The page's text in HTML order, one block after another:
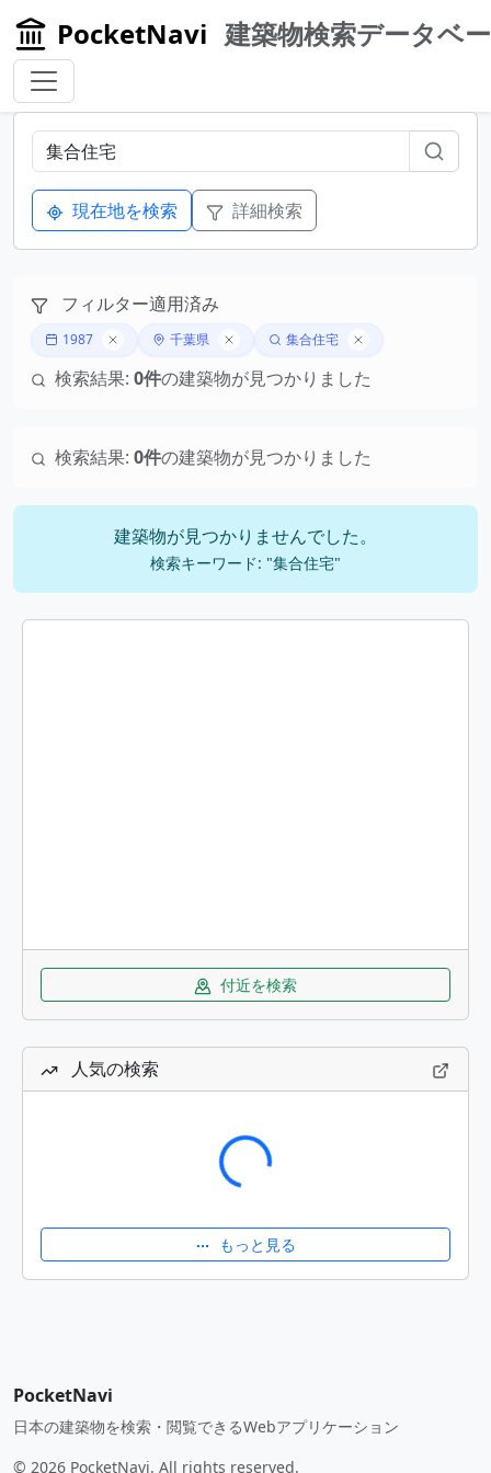
PocketNavi 建築物検索データベ
現在地を検索 詳細検索
フィルター適用済み
1987 千葉県 集合住宅
検索結果: 0件の建築物が見つかりました
検索結果: 0件の建築物が見つかりました
建築物が見つかりませんでした。
検索キーワード: "集合住宅"
付近を検索
人気の検索
読み込み中...
もっと見る
PocketNavi
日本の建築物を検索・閲覧できるWebアプリケーション
© 2026 PocketNavi. All rights reserved.